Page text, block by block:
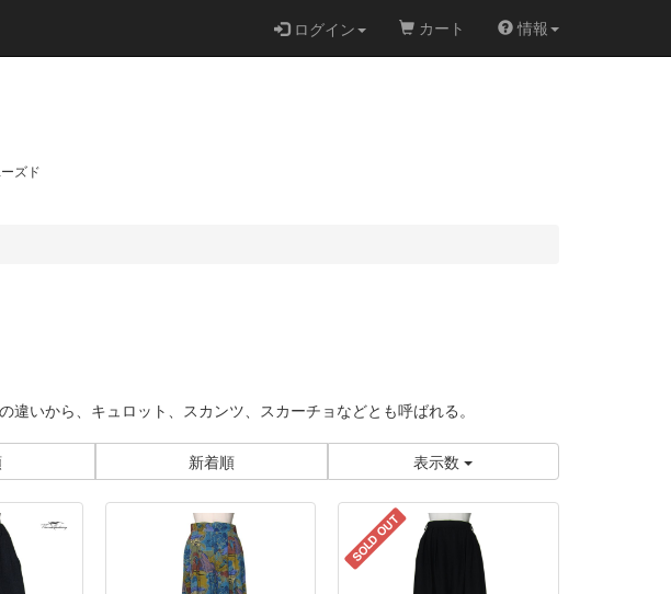
ログイン カート 情報
ズド
いから、キュロット、スカンツ、スカーチョなどとも呼ばれる。
新着順 表示数
SOLD OUT